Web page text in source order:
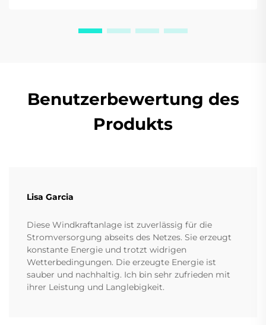
Benutzerbewertung des
Produkts
Lisa Garcia
Diese Windkraftanlage ist zuverlässig für die
Stromversorgung abseits des Netzes. Sie erzeugt
konstante Energie und trotzt widrigen
Wetterbedingungen. Die erzeugte Energie ist
sauber und nachhaltig. Ich bin sehr zufrieden mit
ihrer Leistung und Langlebigkeit.